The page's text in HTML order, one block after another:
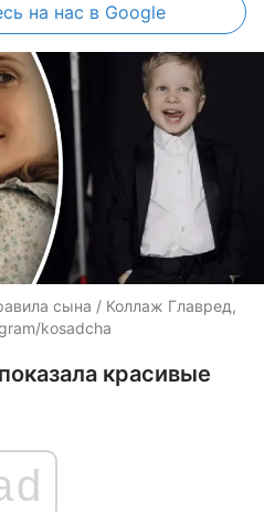
на нас в Google
сына / Коллаж Главред,
kosadcha
красивые